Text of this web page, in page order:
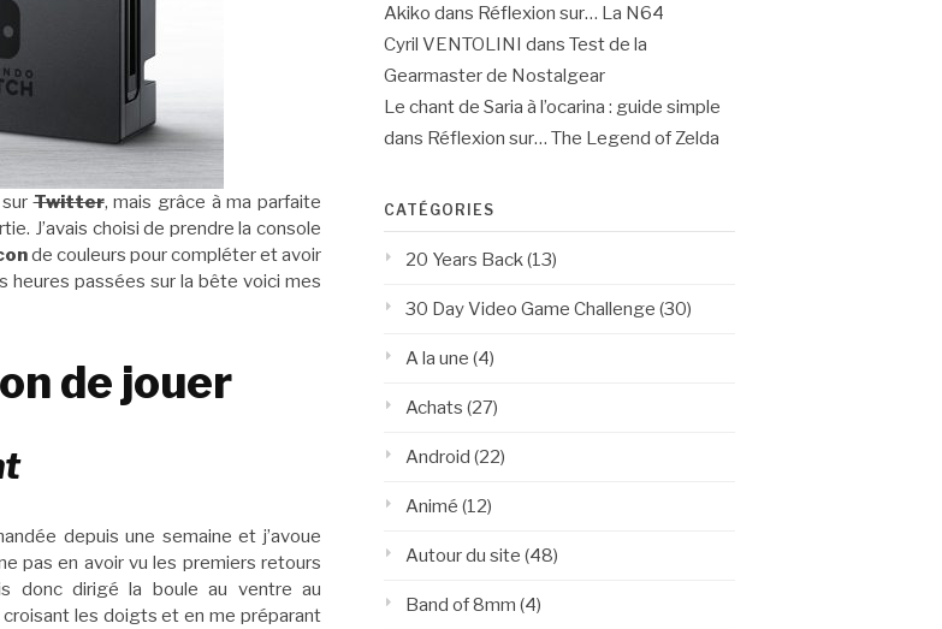
surTwitter, mais grâce à ma parfaite
J’avais choisi de prendre la console
de couleurs pour compléter et avoir
heures passées sur la bête voici mes
de jouer
depuis une semaine et j’avoue
pas en avoir vu les premiers retours
donc dirigé la boule au ventre au
les doigts et en me préparant
Akiko dans Réflexion sur… La N64
Cyril VENTOLINI dans Test de la
Gearmaster de Nostalgear
Le chant de Saria à l’ocarina : guide simple
dans Réflexion sur… The Legend of Zelda
CATÉGORIES
20 Years Back (13)
30 Day Video Game Challenge (30)
A la une (4)
Achats (27)
Android (22)
Animé (12)
Autour du site (48)
Band of 8mm (4)